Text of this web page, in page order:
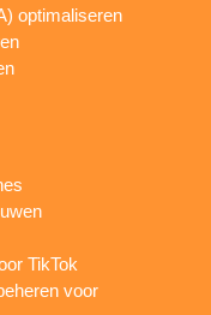
optimaliseren
TikTok
voor